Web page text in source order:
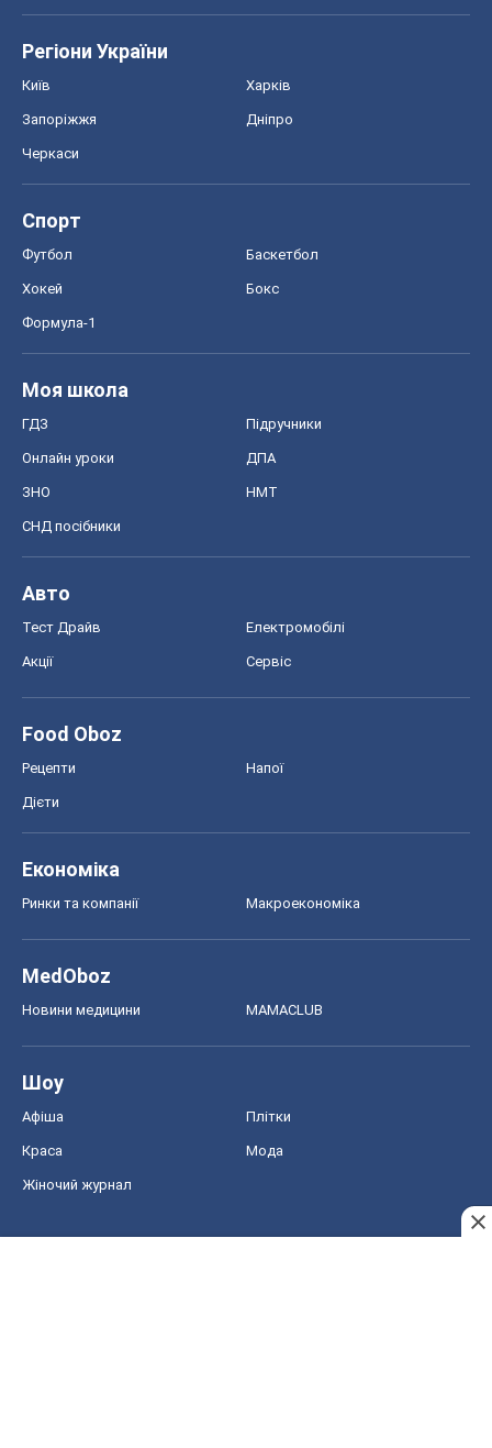
Регіони України
Київ Харків
Запоріжжя Дніпро
Черкаси
Спорт
Футбол Баскетбол
Хокей Бокс
Формула-1
Моя школа
ГДЗ Підручники
Онлайн уроки ДПА
ЗНО НМТ
СНД посібники
Авто
Тест Драйв Електромобілі
Акції Сервіс
Food Oboz
Рецепти Напої
Дієти
Економіка
Ринки та компанії Макроекономіка
MedOboz
Новини медицини MAMACLUB
Шоу
Афіша Плітки
Краса Мода
Жіночий журнал